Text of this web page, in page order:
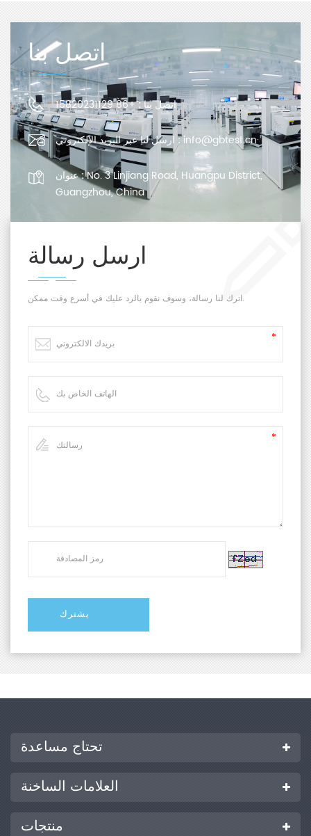
اتصل بنا
اتصل بنا :+86 15820231129
ارسل لنا عبر البريد الإلكتروني :info@gbtest.cn
عنوان :No. 3 Linjiang Road, Huangpu District,
Guangzhou, China
ارسل رسالة
اترك لنا رسالة، وسوف نقوم بالرد عليك في أسرع وقت ممكن.
تحتاج مساعدة
العلامات الساخنة
منتجات